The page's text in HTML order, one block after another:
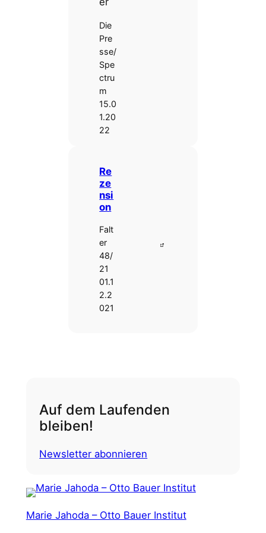
Die
Pre
sse/
Spe
ctru
m
15.0
1.20
22
Re
ze
nsi
on
Falt
er
48/
21
01.1
2.2
021
Auf dem Laufenden
bleiben!
Newsletter abonnieren
Marie Jahoda – Otto Bauer Institut